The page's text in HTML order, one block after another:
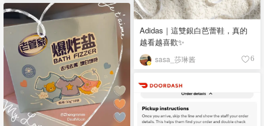
Adidas｜這雙銀白芭蕾鞋，真的
越看越喜歡✨
sasa_莎琳酱 6